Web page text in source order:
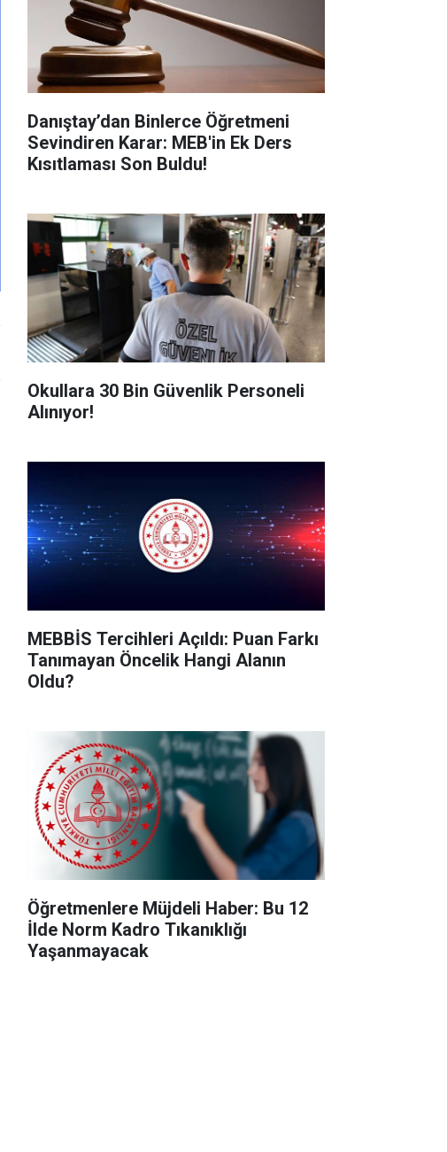
Danıştay’dan Binlerce Öğretmeni
Sevindiren Karar: MEB'in Ek Ders
Kısıtlaması Son Buldu!
Okullara 30 Bin Güvenlik Personeli
Alınıyor!
MEBBİS Tercihleri Açıldı: Puan Farkı
Tanımayan Öncelik Hangi Alanın
Oldu?
Öğretmenlere Müjdeli Haber: Bu 12
İlde Norm Kadro Tıkanıklığı
Yaşanmayacak